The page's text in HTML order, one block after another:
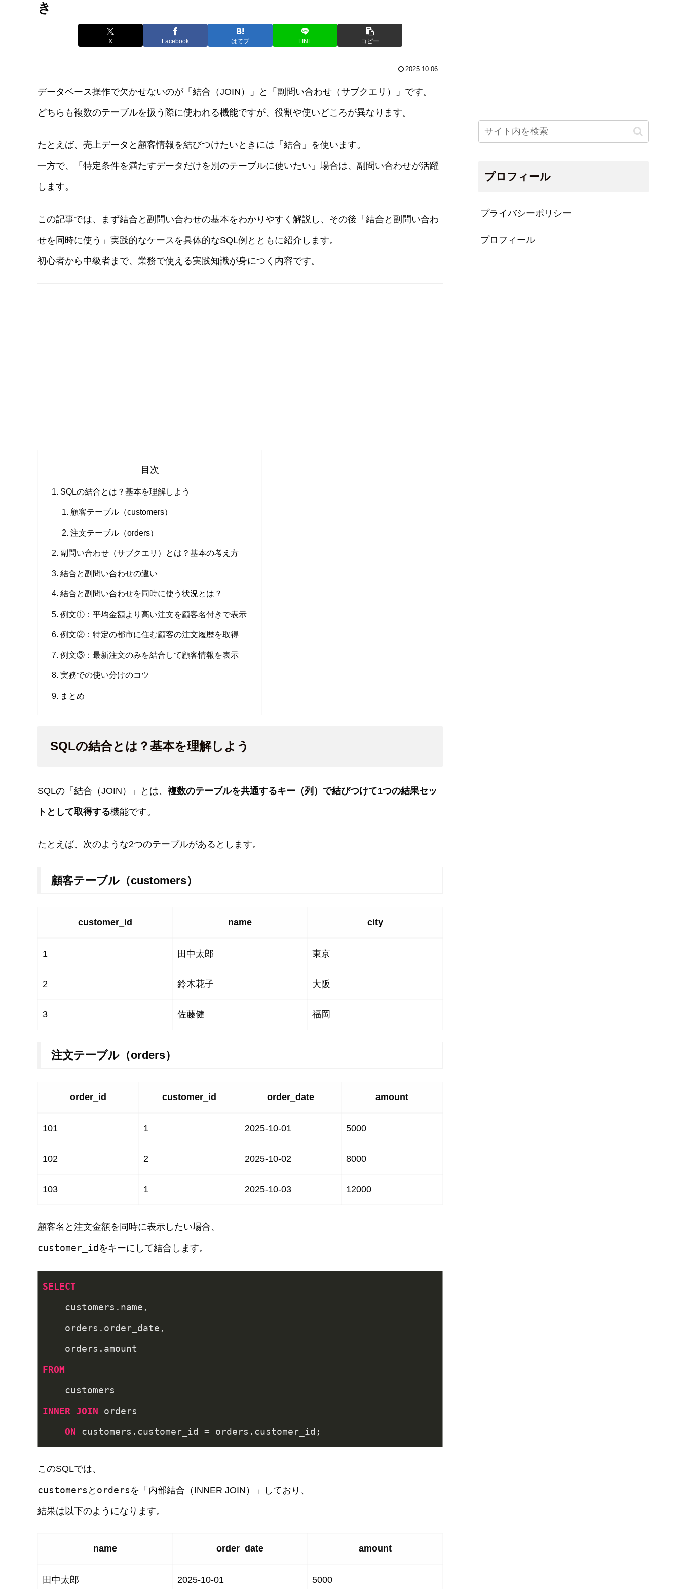
き
X Facebook はてブ LINE コピー
2025.10.06
データベース操作で欠かせないのが「結合（JOIN）」と「副問い合わせ（サブクエリ）」です。
どちらも複数のテーブルを扱う際に使われる機能ですが、役割や使いどころが異なります。
たとえば、売上データと顧客情報を結びつけたいときには「結合」を使います。
一方で、「特定条件を満たすデータだけを別のテーブルに使いたい」場合は、副問い合わせが活躍
します。
この記事では、まず結合と副問い合わせの基本をわかりやすく解説し、その後「結合と副問い合わ
せを同時に使う」実践的なケースを具体的なSQL例とともに紹介します。
初心者から中級者まで、業務で使える実践知識が身につく内容です。
目次
SQLの結合とは？基本を理解しよう
顧客テーブル（customers）
注文テーブル（orders）
副問い合わせ（サブクエリ）とは？基本の考え方
結合と副問い合わせの違い
結合と副問い合わせを同時に使う状況とは？
例文①：平均金額より高い注文を顧客名付きで表示
例文②：特定の都市に住む顧客の注文履歴を取得
例文③：最新注文のみを結合して顧客情報を表示
実務での使い分けのコツ
まとめ
SQLの結合とは？基本を理解しよう
SQLの「結合（JOIN）」とは、 複数のテーブルを共通するキー（列）で結びつけて1つの結果セッ
トとして取得する機能です。
たとえば、次のような2つのテーブルがあるとします。
顧客テーブル（customers）
customer_id name city
1 田中太郎 東京
2 鈴木花子 大阪
3 佐藤健 福岡
注文テーブル（orders）
order_id customer_id order_date amount
101 1 2025-10-01 5000
102 2 2025-10-02 8000
103 1 2025-10-03 12000
顧客名と注文金額を同時に表示したい場合、
customer_id をキーにして結合します。
SELECT
    customers.name,
    orders.order_date,
FROM
INNER
JOIN orders
ON
このSQLでは、
customers と orders を「内部結合（INNER JOIN）」しており、
結果は以下のようになります。
name order_date amount
田中太郎 2025-10-01 5000
プロフィール
プライバシーポリシー
プロフィール